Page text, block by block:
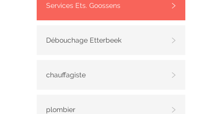
Services Ets. Goossens
Débouchage Etterbeek
chauffagiste
plombier